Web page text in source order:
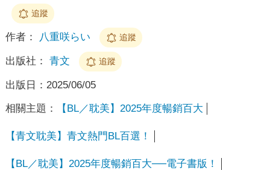
追蹤
作者： 八重咲らい 追蹤
出版社： 青文 追蹤
出版日： 2025/06/05
相關主題： 【BL／耽美】2025年度暢銷百大
【青文耽美】青文熱門BL百選！
【BL／耽美】2025年度暢銷百大──電子書版！